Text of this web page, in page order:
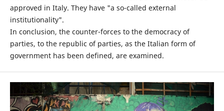
approved in Italy. They have "a so-called external
institutionality".
In conclusion, the counter-forces to the democracy of
parties, to the republic of parties, as the Italian form of
government has been defined, are examined.